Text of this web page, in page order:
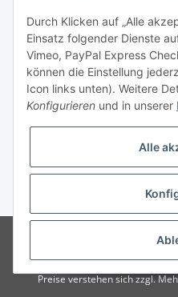
Gesetzliche Informationen
Vertrag
* Alle Preise zzgl. gesetzlicher USt., zzgl.
öffentliche Institutionen. Kein
Preise verstehen sich zzgl.
Durch Klicken auf „Alle
Einsatz folgender Dienste
Vimeo, PayPal Express
können die Einstellung
Icon links unten). Weitere
Konfigurieren und in unserer
Alle